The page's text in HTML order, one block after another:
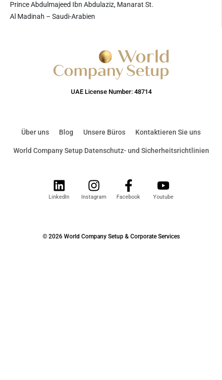
Prince Abdulmajeed Ibn Abdulaziz, Manarat St.
Al Madinah – Saudi-Arabien
UAE License Number: 48714
Über uns Blog Unsere Büros Kontaktieren Sie uns
World Company Setup Datenschutz- und Sicherheitsrichtlinien
LinkedIn Instagram Facebook Youtube
© 2026 World Company Setup & Corporate Services